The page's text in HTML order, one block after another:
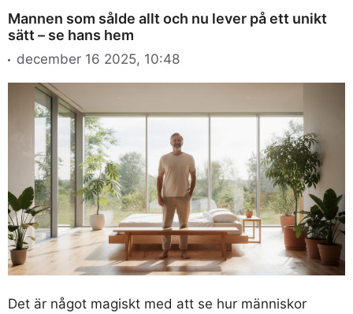
Mannen som sålde allt och nu lever på ett unikt
sätt – se hans hem
december 16 2025, 10:48
Det är något magiskt med att se hur människor